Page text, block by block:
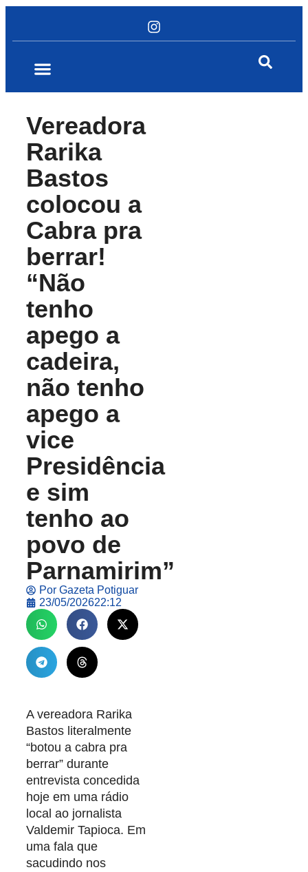
Vereadora
Rarika
Bastos
colocou a
Cabra pra
berrar!
“Não
tenho
apego a
cadeira,
não tenho
apego a
vice
Presidência
e sim
tenho ao
povo de
Parnamirim”
Por Gazeta Potiguar
23/05/202622:12
A vereadora Rarika
Bastos literalmente
“botou a cabra pra
berrar” durante
entrevista concedida
hoje em uma rádio
local ao jornalista
Valdemir Tapioca. Em
uma fala que
sacudindo nos